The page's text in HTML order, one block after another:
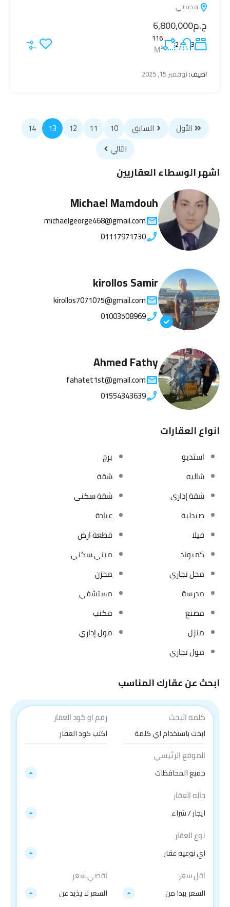
مدينتي
ج.م6,800,000
3
2
116
M²
اضيف:نوفمبر 15, 2025
الأول السابق 10
11
12
13
14
التالي
اشهر الوسطاء العقاريين
Michael Mamdouh
michaelgeorge468@gmail.com
01117971730
kirollos Samir
kirollos7071075@gmail.com
01003508969
Ahmed Fathy
fahatet1st@gmail.com
01554343639
انواع العقارات
استديو
برج
شاليه
شقة
شقة إداري
شقة سكني
صيدلية
عيادة
فيلا
قطعة ارض
كمبوند
مبني سكني
محل تجاري
مخزن
مدرسة
مستشفي
مصنع
مكتب
منزل
مول إداري
مول تجاري
ابحث عن عقارك المناسب
كلمة البحث رقم او كود العقار
الموقع الرئيسي
جميع المحافظات
حاله العقار
ايجار / شراء
نوع العقار
اي نوعيه عقار
اقل سعر
السعر يبدا من
اقصي سعر
السعر لا يذيد عن